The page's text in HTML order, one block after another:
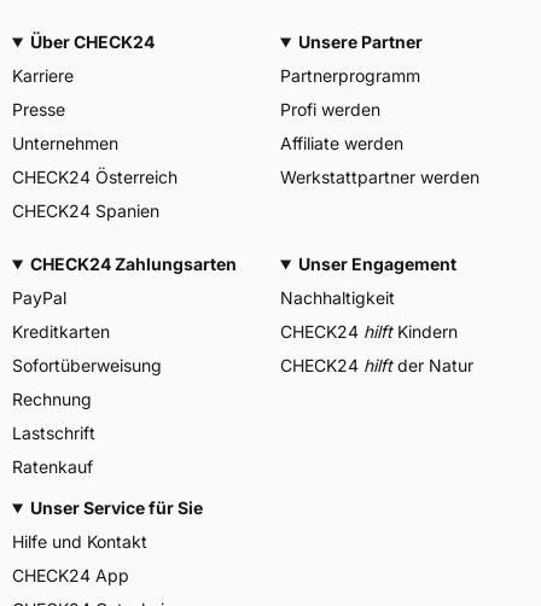
Über CHECK24
Karriere
Presse
Unternehmen
CHECK24 Österreich
CHECK24 Spanien
Unsere Partner
Partnerprogramm
Profi werden
Affiliate werden
Werkstattpartner werden
CHECK24 Zahlungsarten
PayPal
Kreditkarten
Sofortüberweisung
Rechnung
Lastschrift
Ratenkauf
Unser Engagement
Nachhaltigkeit
CHECK24 hilftKindern
CHECK24 hilftder Natur
Unser Service für Sie
Hilfe und Kontakt
CHECK24 App